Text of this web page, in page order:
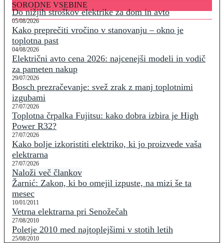
SORODNE VSEBINE
Do nižjih stroškov elektrike za dom in avto
05/08/2026
Kako preprečiti vročino v stanovanju – okno je
toplotna past
04/08/2026
Električni avto cena 2026: najcenejši modeli in vodič
za pameten nakup
29/07/2026
Bosch prezračevanje: svež zrak z manj toplotnimi
izgubami
27/07/2026
Toplotna črpalka Fujitsu: kako dobra izbira je High
Power R32?
27/07/2026
Kako bolje izkoristiti elektriko, ki jo proizvede vaša
elektrarna
27/07/2026
Naloži več člankov
Žarnić: Zakon, ki bo omejil izpuste, na mizi še ta
mesec
10/01/2011
Vetrna elektrarna pri Senožečah
27/08/2010
Poletje 2010 med najtoplejšimi v stotih letih
25/08/2010